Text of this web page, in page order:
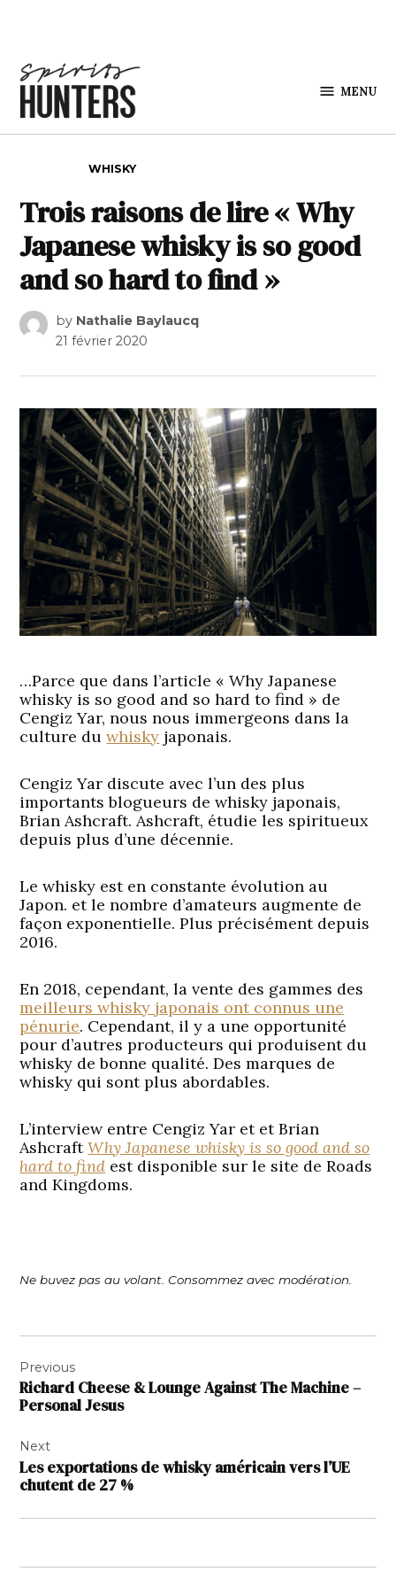
MENU
WHISKY
Trois raisons de lire « Why
Japanese whisky is so good
and so hard to find »
by Nathalie Baylaucq
21 février 2020
…Parce que dans l’article « Why Japanese
whisky is so good and so hard to find » de
Cengiz Yar, nous nous immergeons dans la
culture duwhisky japonais.
Cengiz Yar discute avec l’un des plus
importants blogueurs de whisky japonais,
Brian Ashcraft. Ashcraft, étudie les spiritueux
depuis plus d’une décennie.
Le whisky est en constante évolution au
Japon. et le nombre d’amateurs augmente de
façon exponentielle. Plus précisément depuis
2016.
En 2018, cependant, la vente des gammes des
meilleurs whisky japonais ont connus une
pénurie. Cependant, il y a une opportunité
pour d’autres producteurs qui produisent du
whisky de bonne qualité. Des marques de
whisky qui sont plus abordables.
L’interview entre Cengiz Yar et et Brian
AshcraftWhy Japanese whisky is so good and so
hard to find est disponible sur le site de Roads
and Kingdoms.
Ne buvez pas au volant. Consommez avec modération.
de
l’article
Previous
Richard Cheese & Lounge Against The Machine –
Personal Jesus
Next
Les exportations de whisky américain vers l’UE
chutent de 27 %